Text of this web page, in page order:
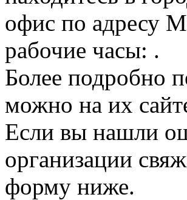
офис по адресу
рабочие часы: .
Более подробно
можно на их
Если вы нашли
организации
форму ниже.